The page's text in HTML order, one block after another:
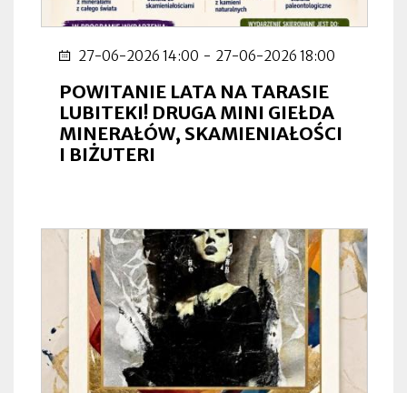
27-06-2026 14:00 - 27-06-2026 18:00
POWITANIE LATA NA TARASIE
LUBITEKI! DRUGA MINI GIEŁDA
MINERAŁÓW, SKAMIENIAŁOŚCI
I BIŻUTERI